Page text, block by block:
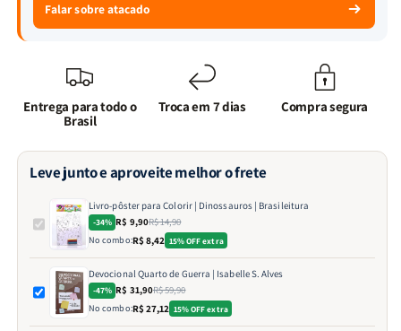
Falar sobre atacado
Entrega para todo o
Brasil
Troca em 7 dias Compra segura
Leve junto e aproveite melhor o frete
Livro-pôster para Colorir | Dinossauros | Brasileitura
-34% R$ 9,90R$ 14,90
No combo:R$ 8,42 15% OFF extra
Devocional Quarto de Guerra | Isabelle S. Alves
-47% R$ 31,90R$ 59,90
No combo:R$ 27,12 15% OFF extra